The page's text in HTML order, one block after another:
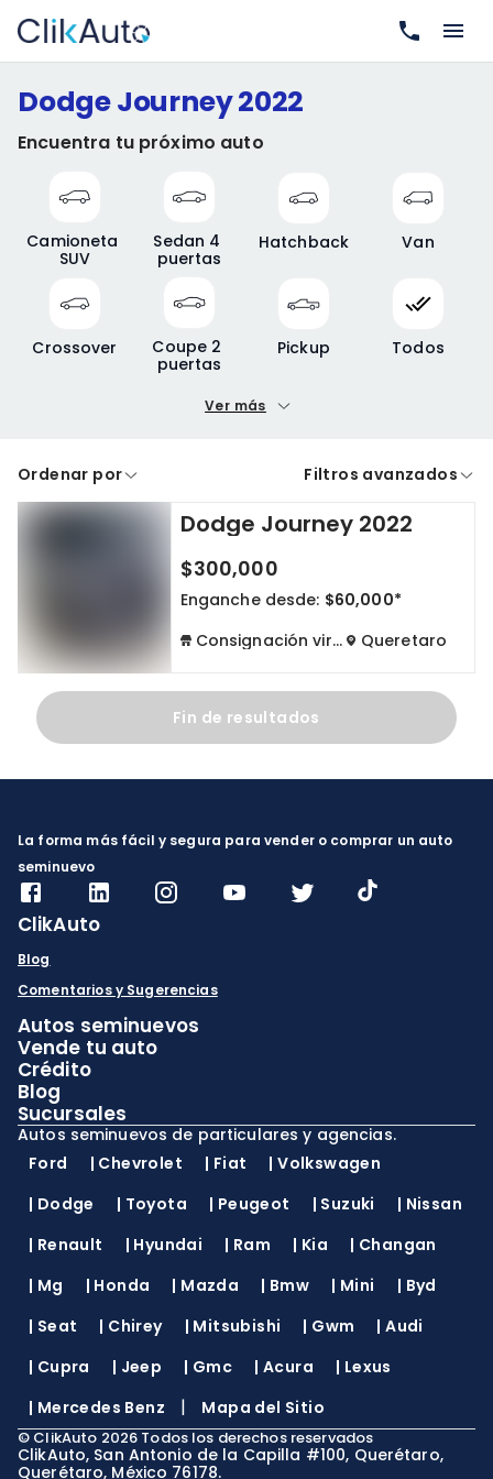
Dodge Journey 2022
Encuentra tu próximo auto
Camioneta
SUV
Sedan 4
puertas
Hatchback Van
Crossover
Coupe 2
puertas
Pickup Todos
Precio máximo
A crédito De contado
Cdmx y Edo Mex Querétaro
Negociar precio
Borrar todo
Ver más
Ordenar por Filtros avanzados
Dodge Journey 2022
$300,000
Enganche desde: $60,000*
Consignación virtual
Queretaro
Fin de resultados
La forma más fácil y segura para vender o comprar un auto
seminuevo
ClikAuto
Blog
Comentarios y Sugerencias
Autos seminuevos
Vende tu auto
Crédito
Blog
Sucursales
Autos seminuevos de particulares y agencias.
Ford
| Chevrolet | Fiat |Volkswagen
| Dodge | Toyota | Peugeot | Suzuki | Nissan
| Renault | Hyundai | Ram | Kia | Changan
| Mg | Honda | Mazda | Bmw | Mini | Byd
| Seat | Chirey | Mitsubishi | Gwm |Audi
| Cupra | Jeep | Gmc |Acura | Lexus
| Mercedes Benz | Mapa del Sitio
© ClikAuto 2026 Todos los derechos reservados
ClikAuto, San Antonio de la Capilla #100, Querétaro,
Querétaro, México 76178.